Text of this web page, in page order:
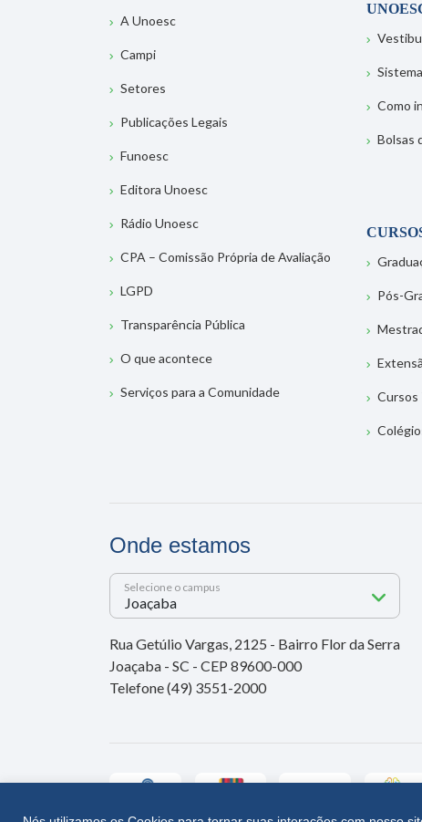
A Unoesc
Campi
Setores
Publicações Legais
Funoesc
Editora Unoesc
Rádio Unoesc
CPA – Comissão Própria de Avaliação
LGPD
Transparência Pública
O que acontece
Serviços para a Comunidade
Como
Bolsas
Pós-
Cursos
Onde estamos
Selecione o campus
Rua Getúlio Vargas, 2125 - Bairro Flor da Serra
Joaçaba - SC - CEP 89600-000
Telefone (49) 3551-2000